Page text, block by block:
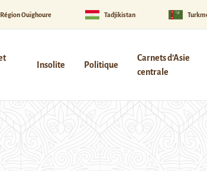
Région Ouïghoure Tadjikistan
Insolite Politique
Carnets d’Asie
centrale